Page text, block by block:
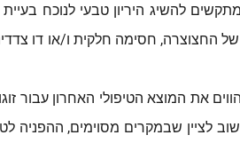
להשיג היריון טבעי לנוכח
של החצוצרה, חסימה חלקית ו/או דו